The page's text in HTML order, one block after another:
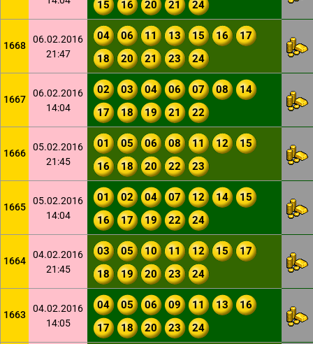
15
16 20 21 24
1668
06.02.2016
21:47
04 06 11 13 15 16
17
18
20 21 23 24
1667
06.02.2016
14:04
02 03 04 06 07 08
14
17
18 19 21 22
1666
05.02.2016
21:45
01 05 06 08 11 12
15
16
18 20 22 23
1665
05.02.2016
14:04
01 02 04 07 12 14
15
16
17 19 22 24
1664
04.02.2016
21:45
03 05 10 11 12 15
17
18
19 20 23 24
1663
04.02.2016
14:05
04 05 06 09 11 13
16
17
18 20 23 24